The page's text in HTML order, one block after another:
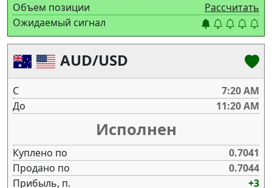
Объем позиции
Рассчитать
Ожидаемый сигнал
AUD/USD
С
7:20 AM
До
11:20 AM
Исполнен
Куплено по
0.7041
Продано по
0.7044
Прибыль, п.
+3